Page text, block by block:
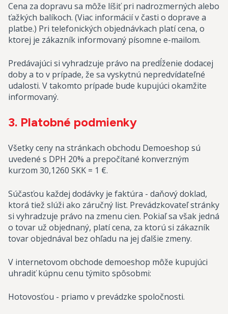
Cena za dopravu sa môže líšiť pri nadrozmerných alebo
ťažkých balíkoch. (Viac informácií v časti o doprave a
platbe.) Pri telefonických objednávkach platí cena, o
ktorej je zákazník informovaný písomne e-mailom.
Predávajúci si vyhradzuje právo na predĺženie dodacej
doby a to v prípade, že sa vyskytnú nepredvídateľné
udalosti. V takomto prípade bude kupujúci okamžite
informovaný.
3. Platobné podmienky
Všetky ceny na stránkach obchodu Demoeshop sú
uvedené s DPH 20% a prepočítané konverzným
kurzom 30,1260 SKK = 1 €.
Súčasťou každej dodávky je faktúra - daňový doklad,
ktorá tiež slúži ako záručný list. Prevádzkovateľ stránky
si vyhradzuje právo na zmenu cien. Pokiaľ sa však jedná
o tovar už objednaný, platí cena, za ktorú si zákazník
tovar objednával bez ohľadu na jej ďalšie zmeny.
V internetovom obchode demoeshop môže kupujúci
uhradiť kúpnu cenu týmito spôsobmi:
Hotovosťou - priamo v prevádzke spoločnosti.